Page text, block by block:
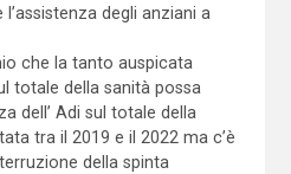
degli anziani a
che la tanto auspicata
totale della sanità possa
dell’ Adi sul totale della
tra il 2019 e il 2022 ma c’è
della spinta